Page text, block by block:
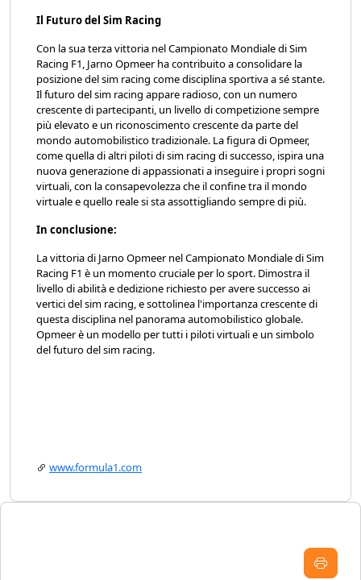
Il Futuro del Sim Racing
Con la sua terza vittoria nel Campionato Mondiale di Sim
Racing F1, Jarno Opmeer ha contribuito a consolidare la
posizione del sim racing come disciplina sportiva a sé stante.
Il futuro del sim racing appare radioso, con un numero
crescente di partecipanti, un livello di competizione sempre
più elevato e un riconoscimento crescente da parte del
mondo automobilistico tradizionale. La figura di Opmeer,
come quella di altri piloti di sim racing di successo, ispira una
nuova generazione di appassionati a inseguire i propri sogni
virtuali, con la consapevolezza che il confine tra il mondo
virtuale e quello reale si sta assottigliando sempre di più.
In conclusione:
La vittoria di Jarno Opmeer nel Campionato Mondiale di Sim
Racing F1 è un momento cruciale per lo sport. Dimostra il
livello di abilità e dedizione richiesto per avere successo ai
vertici del sim racing, e sottolinea l'importanza crescente di
questa disciplina nel panorama automobilistico globale.
Opmeer è un modello per tutti i piloti virtuali e un simbolo
del futuro del sim racing.
www.formula1.com